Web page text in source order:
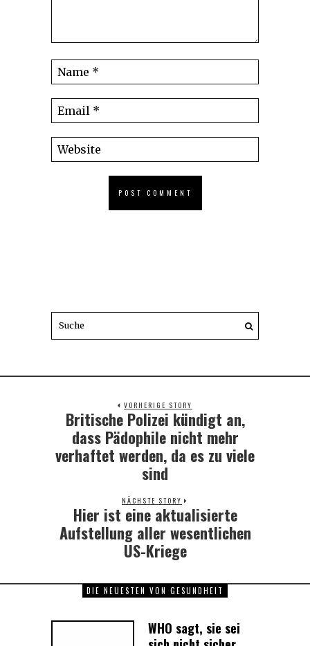
VORHERIGE STORY
Previous
post:
Britische Polizei kündigt an,
dass Pädophile nicht mehr
verhaftet werden, da es zu viele
sind
NÄCHSTE STORY
Next
Hier ist eine aktualisierte
Aufstellung aller wesentlichen
US-Kriege
DIE NEUESTEN VON GESUNDHEIT
WHO sagt, sie sei